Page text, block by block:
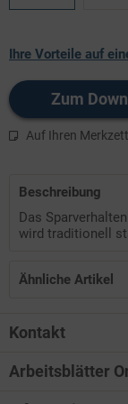
Ihre Vorteile auf
Zum
Auf Ihren
Beschreibung
Das
wird traditionell
Ähnliche Artikel
Kontakt
Arbeitsblätter